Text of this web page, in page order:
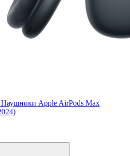
Наушники Apple AirPods Max